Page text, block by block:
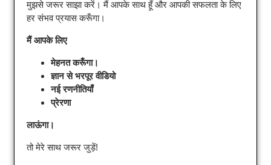
मुझसे जरूर साझा करें। मैं आपके साथ हूँ और आपकी सफलता के लिए
हर संभव प्रयास करूँगा।
मैं आपके लिए
मेहनत करूँगा।
ज्ञान से भरपूर वीडियो
नई रणनीतियाँ
प्रेरणा
लाऊंगा।
तो मेरे साथ जरूर जुड़ें!